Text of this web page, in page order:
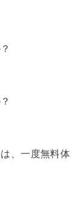
、一度無料体